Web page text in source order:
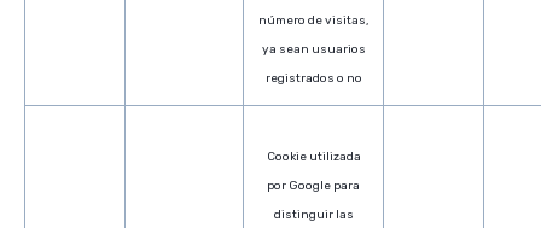
número de visitas,
ya sean usuarios
registrados o no
Cookie utilizada
por Google para
distinguir las